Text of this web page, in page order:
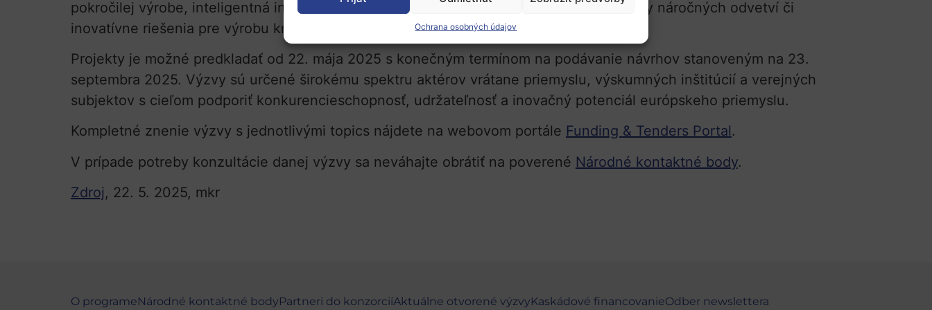
Ochrana osobných údajov
pokročilej výrobe, inteligentná integrácia technológií s nulovými emisiami do energeticky náročných odvetví či
inovatívne riešenia pre výrobu kritických surovín a materiálov.
Projekty je možné predkladať od 22. mája 2025 s konečným termínom na podávanie návrhov stanoveným na 23.
septembra 2025. Výzvy sú určené širokému spektru aktérov vrátane priemyslu, výskumných inštitúcií a verejných
subjektov s cieľom podporiť konkurencieschopnosť, udržateľnosť a inovačný potenciál európskeho priemyslu.
Kompletné znenie výzvy s jednotlivými topics nájdete na webovom portále Funding & Tenders Portal.
V prípade potreby konzultácie danej výzvy sa neváhajte obrátiť na poverené Národné kontaktné body.
Zdroj, 22. 5. 2025, mkr
O programeNárodné kontaktné bodyPartneri do konzorciíAktuálne otvorené výzvyKaskádové financovanieOdber newslettera